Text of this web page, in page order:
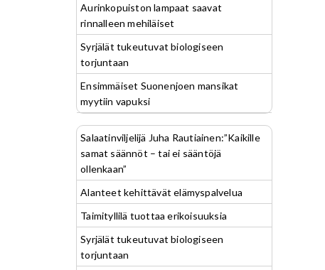
Aurinkopuiston lampaat saavat
rinnalleen mehiläiset
Syrjälät tukeutuvat biologiseen
torjuntaan
Ensimmäiset Suonenjoen mansikat
myytiin vapuksi
Salaatinviljelijä Juha Rautiainen:”Kaikille
samat säännöt – tai ei sääntöjä
ollenkaan”
Alanteet kehittävät elämyspalvelua
Taimityllilä tuottaa erikoisuuksia
Syrjälät tukeutuvat biologiseen
torjuntaan